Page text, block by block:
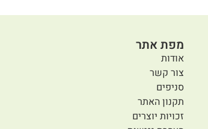
מפת אתר
אודות
צור קשר
סניפים
תקנון האתר
זכויות יוצרים